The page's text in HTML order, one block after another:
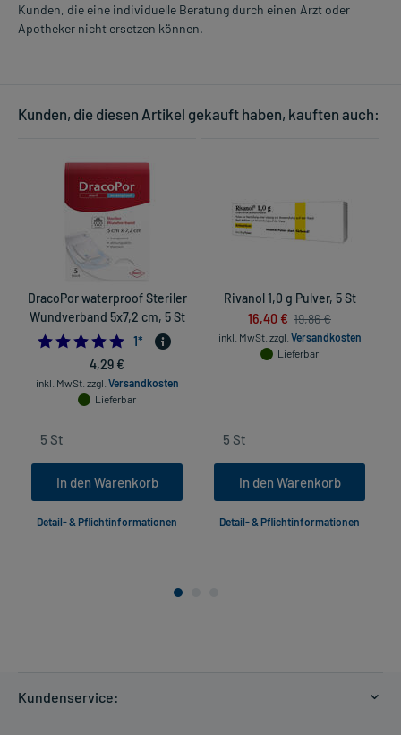
Kunden, die eine individuelle Beratung durch einen Arzt oder
Apotheker nicht ersetzen können.
Kunden, die diesen Artikel gekauft haben, kauften auch:
DracoPor waterproof Steriler
Wundverband 5x7,2 cm, 5 St
5.0
1*
4,29 €
inkl. MwSt. zzgl. Versandkosten
Lieferbar
In den Warenkorb
Detail- & Pflichtinformationen
Rivanol 1,0 g Pulver, 5 St
16,40 € 19,86 €
inkl. MwSt. zzgl. Versandkosten
Lieferbar
In den Warenkorb
Detail- & Pflichtinformationen
Kundenservice: